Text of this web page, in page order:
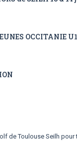
OCCITANIE
de Toulouse Seilh